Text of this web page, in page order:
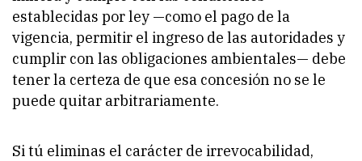
establecidas por ley —como el pago de la
vigencia, permitir el ingreso de las autoridades y
cumplir con las obligaciones ambientales— debe
tener la certeza de que esa concesión no se le
puede quitar arbitrariamente.
Si tú eliminas el carácter de irrevocabilidad,